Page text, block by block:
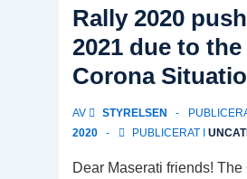
Rally 2020
2021 due to
Corona
AV STYRELSEN
2020
PUBLICERAT I
Dear Maserati friends!